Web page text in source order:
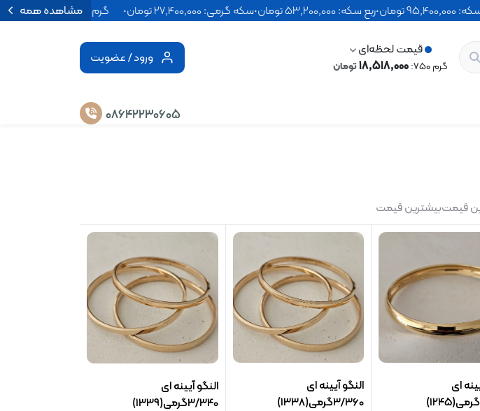
•نیم سکه: 95٬400٬000 تومان •ربع سکه: 53٬200٬000 تومان •سکه گرمی: 27٬400٬000 تومان گرم 750: 18٬518٬000 تومان
مشاهده همه
قیمت لحظه‌ای
گرم 750: 18٬518٬000تومان ورود / عضویت
۰۸۶۴۲۲۳۰۶۰۵
قیمتبیشترین قیمت
ای
النگو آیینه ای
3/360گرمی(1338)
النگو آیینه ای
3/340گرمی(1339)